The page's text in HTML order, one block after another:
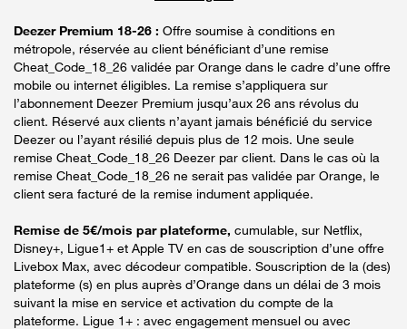
Deezer Premium 18-26 : Offre soumise à conditions en
métropole, réservée au client bénéficiant d’une remise
Cheat_Code_18_26 validée par Orange dans le cadre d’une offre
mobile ou internet éligibles. La remise s’appliquera sur
l’abonnement Deezer Premium jusqu’aux 26 ans révolus du
client. Réservé aux clients n’ayant jamais bénéficié du service
Deezer ou l’ayant résilié depuis plus de 12 mois. Une seule
remise Cheat_Code_18_26 Deezer par client. Dans le cas où la
remise Cheat_Code_18_26 ne serait pas validée par Orange, le
client sera facturé de la remise indument appliquée.
Remise de 5€/mois par plateforme, cumulable, sur Netflix,
Disney+, Ligue1+ et Apple TV en cas de souscription d’une offre
Livebox Max, avec décodeur compatible. Souscription de la (des)
plateforme (s) en plus auprès d’Orange dans un délai de 3 mois
suivant la mise en service et activation du compte de la
plateforme. Ligue 1+ : avec engagement mensuel ou avec